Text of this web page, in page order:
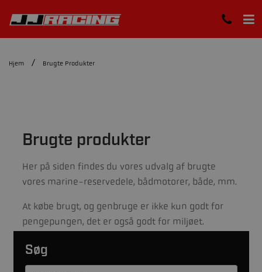
Hjem Brugte Produkter
Brugte produkter
Her på siden findes du vores udvalg af brugte
vores marine-reservedele, bådmotorer, både, mm.
At købe brugt, og genbruge er ikke kun godt for
pengepungen, det er også godt for miljøet.
Søg